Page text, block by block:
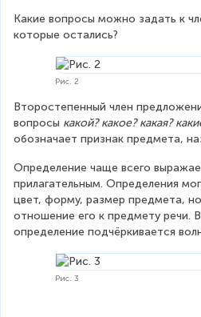
Какие вопросы можно задать к
которые остались?
Рис. 2
Второстепенный член
вопросы какой? какое? какая?
обозначает признак предмета,
Определение чаще всего
прилагательным. Определения
цвет, форму, размер предмета, но
отношение его к предмету речи.
определение подчёркивается
Рис. 3